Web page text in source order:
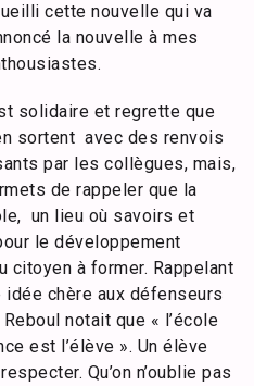
cette nouvelle qui va
la nouvelle à mes
solidaire et regrette que
sortent avec des renvois
par les collègues, mais,
de rappeler que la
un lieu où savoirs et
le développement
citoyen à former. Rappelant
idée chère aux défenseurs
notait que « l’école
est l’élève ». Un élève
Qu’on n’oublie pas